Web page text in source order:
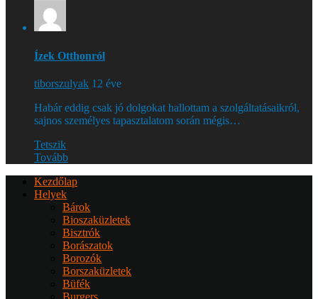
Ízek Otthonról
tiborszulyak 12 éve
Habár eddig csak jó dolgokat hallottam a szolgáltatásaikról,
sajnos személyes tapasztalatom során mégis…
Tetszik
Tovább
Kezdőlap
Helyek
Bárok
Bioszaküzletek
Bisztrók
Borászatok
Borozók
Borszaküzletek
Büfék
Burgers